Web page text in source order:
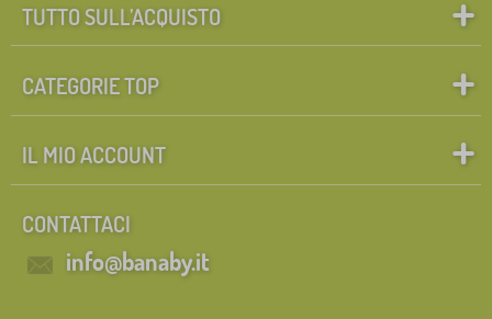
TUTTO SULL’ACQUISTO
CATEGORIE TOP
IL MIO ACCOUNT
CONTATTACI
info@banaby.it